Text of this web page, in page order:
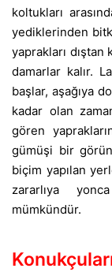
koltukları
yediklerinden
yaprakları
damarlar kalır.
başlar, aşağıya
kadar olan
gören
gümüşi bir
biçim yapılan
zararlıya
mümkündür.